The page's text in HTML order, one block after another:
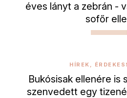
éves lányt a zebrán -
sofőr
HÍREK,
Bukósisak ellenére is
szenvedett egy